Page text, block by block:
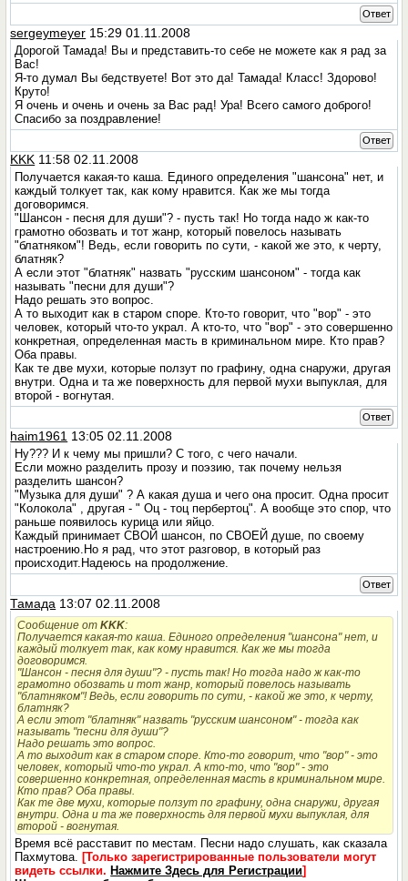
Ответ
sergeymeyer 15:29 01.11.2008
Дорогой Тамада! Вы и представить-то себе не можете как я рад за
Вас!
Я-то думал Вы бедствуете! Вот это да! Тамада! Класс! Здорово!
Круто!
Я очень и очень и очень за Вас рад! Ура! Всего самого доброго!
Спасибо за поздравление!
Ответ
KKK 11:58 02.11.2008
Получается какая-то каша. Единого определения "шансона" нет, и
каждый толкует так, как кому нравится. Как же мы тогда
договоримся.
"Шансон - песня для души"? - пусть так! Но тогда надо ж как-то
грамотно обозвать и тот жанр, который повелось называть
"блатняком"! Ведь, если говорить по сути, - какой же это, к черту,
блатняк?
А если этот "блатняк" назвать "русским шансоном" - тогда как
называть "песни для души"?
Надо решать это вопрос.
А то выходит как в старом споре. Кто-то говорит, что "вор" - это
человек, который что-то украл. А кто-то, что "вор" - это совершенно
конкретная, определенная масть в криминальном мире. Кто прав?
Оба правы.
Как те две мухи, которые ползут по графину, одна снаружи, другая
внутри. Одна и та же поверхность для первой мухи выпуклая, для
второй - вогнутая.
Ответ
haim1961 13:05 02.11.2008
Ну??? И к чему мы пришли? С того, с чего начали.
Если можно разделить прозу и поэзию, так почему нельзя
разделить шансон?
"Музыка для души" ? А какая душа и чего она просит. Одна просит
"Колокола" , другая - " Оц - тоц пербертоц". А вообще это спор, что
раньше появилось курица или яйцо.
Каждый принимает СВОЙ шансон, по СВОЕЙ душе, по своему
настроению.Но я рад, что этот разговор, в который раз
происходит.Надеюсь на продолжение.
Ответ
Тамада 13:07 02.11.2008
Сообщение отKKK:
Получается какая-то каша. Единого определения "шансона" нет, и
каждый толкует так, как кому нравится. Как же мы тогда
договоримся.
"Шансон - песня для души"? - пусть так! Но тогда надо ж как-то
грамотно обозвать и тот жанр, который повелось называть
"блатняком"! Ведь, если говорить по сути, - какой же это, к черту,
блатняк?
А если этот "блатняк" назвать "русским шансоном" - тогда как
называть "песни для души"?
Надо решать это вопрос.
А то выходит как в старом споре. Кто-то говорит, что "вор" - это
человек, который что-то украл. А кто-то, что "вор" - это
совершенно конкретная, определенная масть в криминальном мире.
Кто прав? Оба правы.
Как те две мухи, которые ползут по графину, одна снаружи, другая
внутри. Одна и та же поверхность для первой мухи выпуклая, для
второй - вогнутая.
Время всё расставит по местам. Песни надо слушать, как сказала
Пахмутова. [Только зарегистрированные пользователи могут
видеть ссылки. Нажмите Здесь для Регистрации]